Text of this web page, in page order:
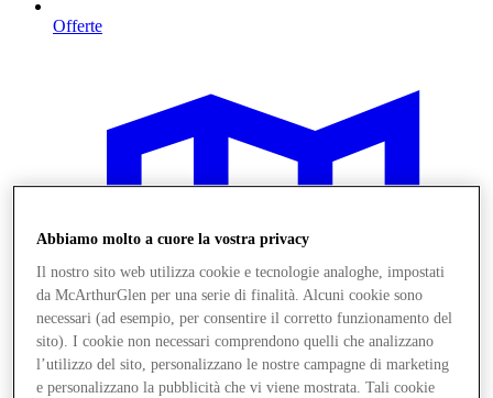
Offerte
Abbiamo molto a cuore la vostra privacy
Il nostro sito web utilizza cookie e tecnologie analoghe, impostati
da McArthurGlen per una serie di finalità. Alcuni cookie sono
necessari (ad esempio, per consentire il corretto funzionamento del
sito). I cookie non necessari comprendono quelli che analizzano
l’utilizzo del sito, personalizzano le nostre campagne di marketing
e personalizzano la pubblicità che vi viene mostrata. Tali cookie